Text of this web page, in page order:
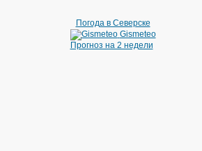
Погода в Северске
Gismeteo
Прогноз на 2 недели